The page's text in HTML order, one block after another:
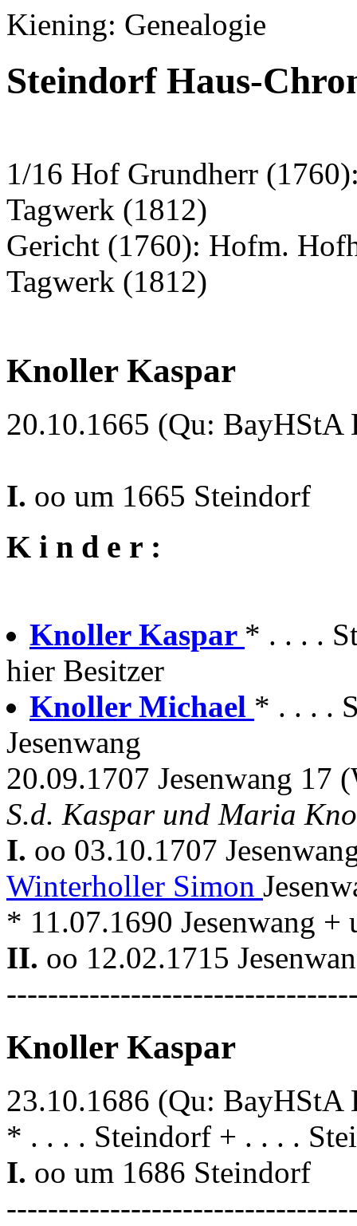
Kiening: Genealogie
Steindorf Haus-
1/16 Hof Grundherr
Tagwerk (1812)
Gericht (1760): Hofm.
Tagwerk (1812)
Knoller Kaspar
20.10.1665 (Qu:
I. oo um 1665 Steindorf
K i n d e r :
Knoller Kaspar * . . . .
hier Besitzer
Knoller Michael * . . . .
Jesenwang
20.09.1707 Jesenwang 17
S.d. Kaspar und Maria
I. oo 03.10.1707
Winterholler Simon
* 11.07.1690 Jesenwang +
II. oo 12.02.1715
Knoller Kaspar
23.10.1686 (Qu:
* . . . . Steindorf + . . . .
I. oo um 1686 Steindorf